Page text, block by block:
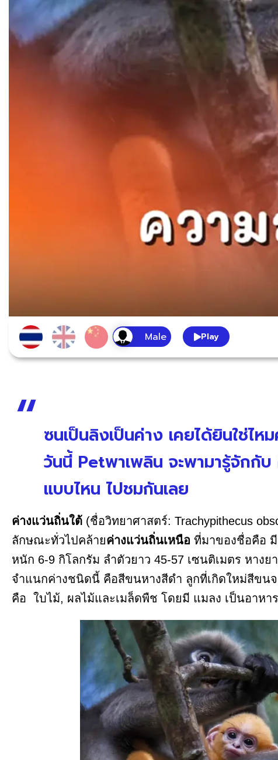
Play
ซนเป็นลิงเป็นค่าง เคยได้ยินใช่ไ
วันนี้ Petพาเพลิน จะพามารู้จักกั
แบบไหน ไปชมกันเลย
ค่างแว่นถิ่นใต้ (ชื่อวิทยาศาสตร์: Trachypithecus
ลักษณะทั่วไปคล้ายค่างแว่นถิ่นเหนือ ที่มาของชื่อคือ
หนัก 6-9 กิโลกรัม ลำตัวยาว 45-57 เซนติเมตร หาง
จำแนกค่างชนิดนี้ คือสีขนหางสีดำ ลูกที่เกิดใหม่สีขน
คือ ใบไม้, ผลไม้และเมล็ดพืช โดยมี แมลง เป็นอาหา